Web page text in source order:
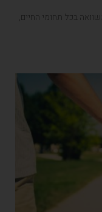
בכל תחומי החיים,